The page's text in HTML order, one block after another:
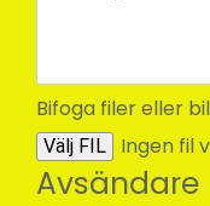
Bifoga filer eller
Välj FIL Ingen fil
Avsändare